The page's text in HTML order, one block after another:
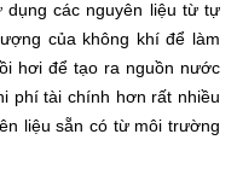
các nguyên liệu từ tự
của không khí để làm
hơi để tạo ra nguồn nước
phí tài chính hơn rất nhiều
liệu sẵn có từ môi trường